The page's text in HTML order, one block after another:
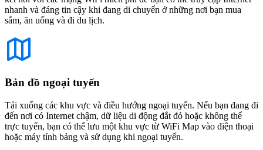
nhanh và đáng tin cậy khi đang di chuyển ở những nơi bạn mua
sắm, ăn uống và đi du lịch.
Bản đồ ngoại tuyến
Tải xuống các khu vực và điều hướng ngoại tuyến. Nếu bạn đang đi
đến nơi có Internet chậm, dữ liệu di động đắt đỏ hoặc không thể
trực tuyến, bạn có thể lưu một khu vực từ WiFi Map vào điện thoại
hoặc máy tính bảng và sử dụng khi ngoại tuyến.